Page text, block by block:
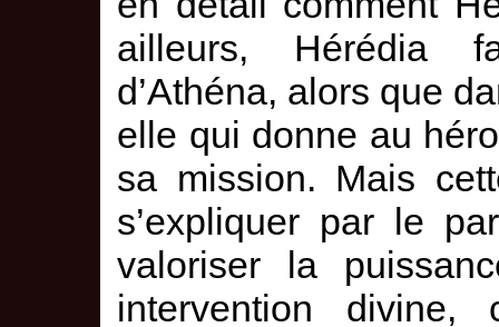
ailleurs, Hérédia
d’Athéna, alors que
elle qui donne au
sa mission. Mais
s’expliquer par le
valoriser la
intervention